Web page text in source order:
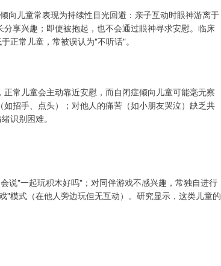
向儿童常表现为持续性目光回避：亲子互动时眼神游离于
享兴趣；即使被抱起，也不会通过眼神寻求安慰。临床
正常儿童，常被误认为"不听话"。
常儿童会主动靠近安慰，而自闭症倾向儿童可能毫无察
招手、点头）；对他人的痛苦（如小朋友哭泣）缺乏共
识别困难。
说"一起玩积木好吗"；对同伴游戏不感兴趣，常独自进行
模式（在他人旁边玩但无互动）。研究显示，这类儿童的